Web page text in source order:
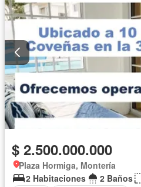
$ 2.500.000.000
Plaza Hormiga, Montería
2 Habitaciones
2 Baños